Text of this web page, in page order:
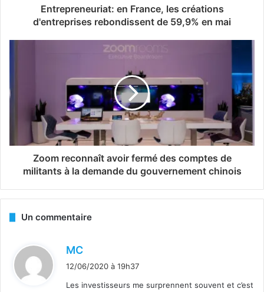
Entrepreneuriat: en France, les créations
d'entreprises rebondissent de 59,9% en mai
Zoom reconnaît avoir fermé des comptes de
militants à la demande du gouvernement chinois
Un commentaire
MC
12/06/2020 à 19h37
Les investisseurs me surprennent souvent et c’est